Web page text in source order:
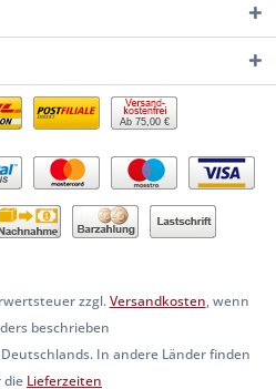
Ab 75,00 €
zzgl.Versandkosten, wenn
beschrieben
In andere Länder finden
die Lieferzeiten